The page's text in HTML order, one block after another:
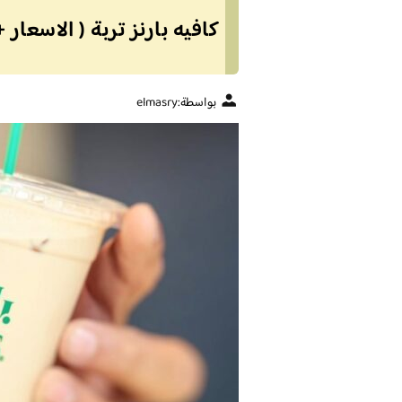
كافيه بارنز تربة (
بواسطة:elmasry